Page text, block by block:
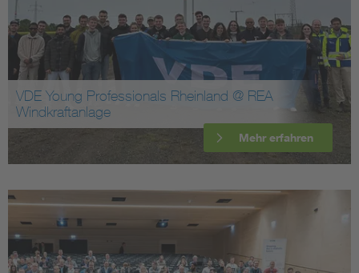
VDE Young Professionals Rheinland @ REA
Windkraftanlage
Mehr erfahren